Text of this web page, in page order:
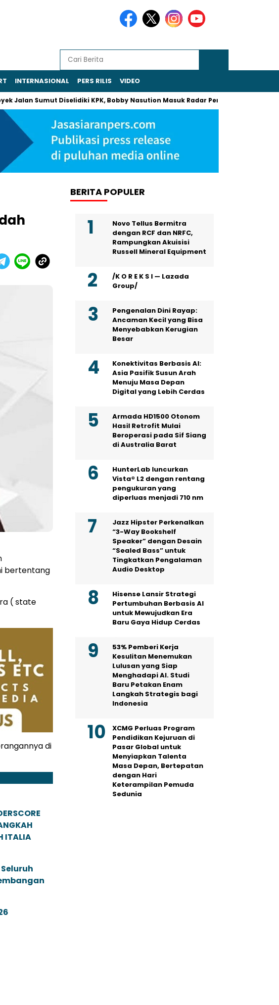
INTERNASIONAL PERS RILIS VIDEO
Sumut Diselidiki KPK, Bobby Nasution Masuk Radar Pemeriksaan
bertentang
( state
di
ITALIA
BERITA POPULER
Novo Tellus Bermitra
dengan RCF dan NRFC,
Rampungkan Akuisisi
Russell Mineral Equipment
/K O R E K S I — Lazada
Group/
Pengenalan Dini Rayap:
Ancaman Kecil yang Bisa
Menyebabkan Kerugian
Besar
Konektivitas Berbasis AI:
Asia Pasifik Susun Arah
Menuju Masa Depan
Digital yang Lebih Cerdas
Armada HD1500 Otonom
Hasil Retrofit Mulai
Beroperasi pada Sif Siang
di Australia Barat
HunterLab luncurkan
Vista® L2 dengan rentang
pengukuran yang
diperluas menjadi 710 nm
Jazz Hipster Perkenalkan
“3-Way Bookshelf
Speaker” dengan Desain
“Sealed Bass” untuk
Tingkatkan Pengalaman
Audio Desktop
Hisense Lansir Strategi
Pertumbuhan Berbasis AI
untuk Mewujudkan Era
Baru Gaya Hidup Cerdas
53% Pemberi Kerja
Kesulitan Menemukan
Lulusan yang Siap
Menghadapi AI. Studi
Baru Petakan Enam
Langkah Strategis bagi
Indonesia
XCMG Perluas Program
Pendidikan Kejuruan di
Pasar Global untuk
Menyiapkan Talenta
Masa Depan, Bertepatan
dengan Hari
Keterampilan Pemuda
Sedunia